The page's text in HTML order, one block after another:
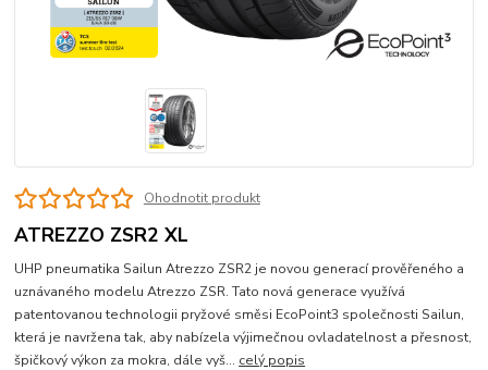
Ohodnotit produkt
ATREZZO ZSR2 XL
UHP pneumatika Sailun Atrezzo ZSR2 je novou generací prověřeného a
uznávaného modelu Atrezzo ZSR. Tato nová generace využívá
patentovanou technologii pryžové směsi EcoPoint3 společnosti Sailun,
která je navržena tak, aby nabízela výjimečnou ovladatelnost a přesnost,
špičkový výkon za mokra, dále vyš... celý popis